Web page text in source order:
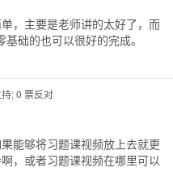
，主要是老师讲的太好了，而
础的也可以很好的完成。
; 0 票反对
能够将习题课视频放上去就更
，或者习题课视频在哪里可以